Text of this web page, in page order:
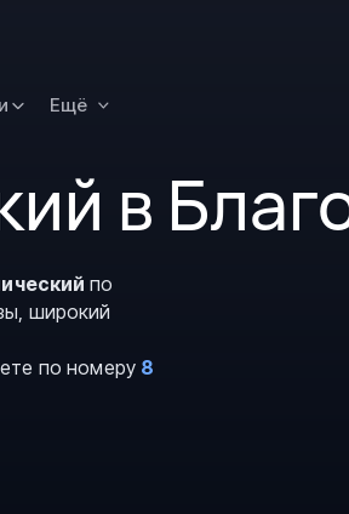
Ещё
Рязань
Самара
в
по
широкий
по номеру 8